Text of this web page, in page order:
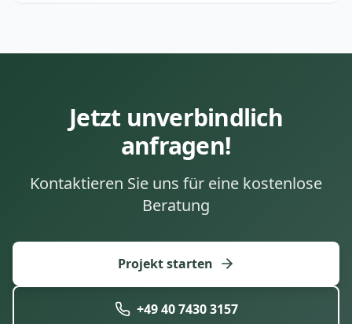
Jetzt unverbindlich
anfragen!
Kontaktieren Sie uns für eine kostenlose
Beratung
Projekt starten
+49 40 7430 3157